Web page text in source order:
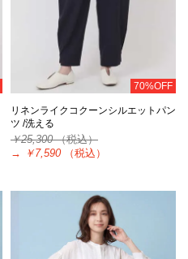
70%OFF
リネンライクコクーンシルエットパン
ツ /洗える
￥25,300（税込）
→
￥7,590 （税込）